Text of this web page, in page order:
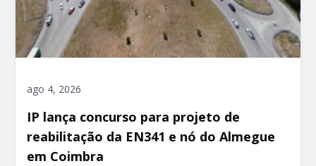
ago 4, 2026
IP lança concurso para projeto de
reabilitação da EN341 e nó do Almegue
em Coimbra